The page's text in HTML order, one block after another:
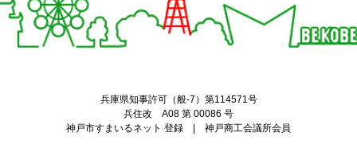
兵庫県知事許可（般-7）第114571号
兵住改 A08 第 00086 号
神戸市すまいるネット 登録 | 神戸商工会議所会員